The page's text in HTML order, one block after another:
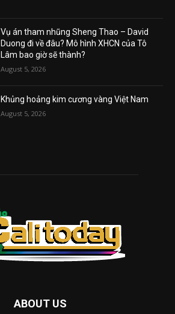
Vụ án tham nhũng Sheng Thao – David
Duong đi về đâu? Mô hình XHCN của Tô
Lâm bao giờ sẽ thành?
August 5, 2026
Khủng hoảng kim cương vàng Việt Nam
August 5, 2026
ABOUT US